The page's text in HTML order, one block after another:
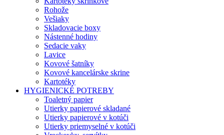
Rohože
Vešiaky
Skladovacie boxy
Nástenné hodiny
Sedacie vaky
Lavice
Kovové šatníky
Kovové kancelárske skrine
Kartotéky
HYGIENICKÉ POTREBY
Toaletný papier
Utierky papierové skladané
Utierky papierové v kotúči
Utierky priemyselné v kotúči